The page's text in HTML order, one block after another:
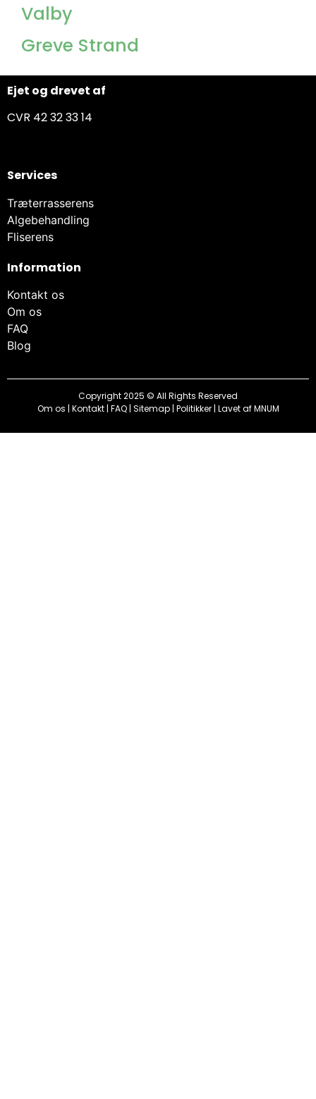
Valby
Greve Strand
Ejet og drevet af
CVR 42 32 33 14
Services
Træterrasserens
Algebehandling
Fliserens
Information
Kontakt os
Om os
FAQ
Blog
Copyright 2025 © All Rights Reserved
Om os | Kontakt| FAQ| Sitemap| Politikker| Lavet afMNUM